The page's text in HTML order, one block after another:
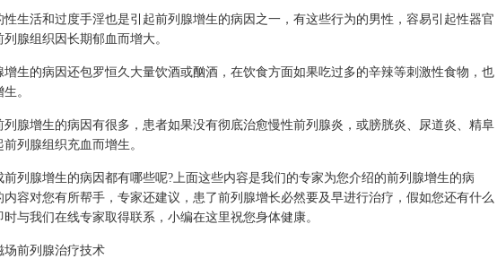
活和过度手淫也是引起前列腺增生的病因之一，有这些行为的男性，容易引起性器官
腺组织因长期郁血而增大。
的病因还包罗恒久大量饮酒或酗酒，在饮食方面如果吃过多的辛辣等刺激性食物，也
。
增生的病因有很多，患者如果没有彻底治愈慢性前列腺炎，或膀胱炎、尿道炎、精阜
列腺组织充血而增生。
腺增生的病因都有哪些呢?上面这些内容是我们的专家为您介绍的前列腺增生的病
内容对您有所帮手，专家还建议，患了前列腺增长必然要及早进行治疗，假如您还有什么
与我们在线专家取得联系，小编在这里祝您身体健康。
前列腺治疗技术